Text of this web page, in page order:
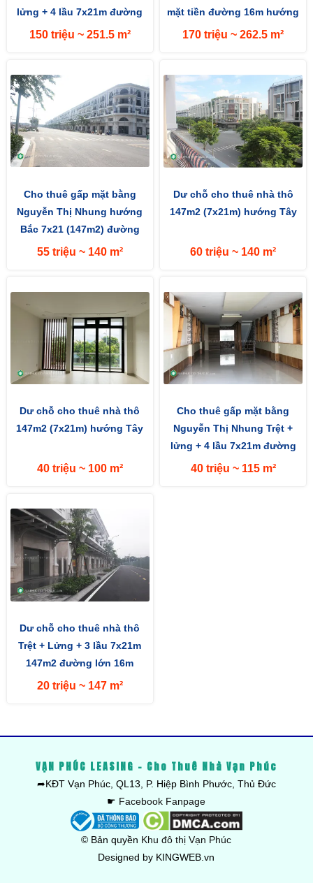
lửng + 4 lầu 7x21m đường
rộng 16m hướng Bắc
150 triệu ~ 251.5 m²
mặt tiền đường 16m hướng
Bắc
170 triệu ~ 262.5 m²
Cho thuê gấp mặt bằng
Nguyễn Thị Nhung hướng
Bắc 7x21 (147m2) đường
16m
55 triệu ~ 140 m²
Dư chỗ cho thuê nhà thô
147m2 (7x21m) hướng Tây
60 triệu ~ 140 m²
Dư chỗ cho thuê nhà thô
147m2 (7x21m) hướng Tây
40 triệu ~ 100 m²
Cho thuê gấp mặt bằng
Nguyễn Thị Nhung Trệt +
lửng + 4 lầu 7x21m đường
rộng 16m hướng Bắc
40 triệu ~ 115 m²
Dư chỗ cho thuê nhà thô
Trệt + Lửng + 3 lầu 7x21m
147m2 đường lớn 16m
hướng Tây
20 triệu ~ 147 m²
VẠN PHÚC LEASING - Cho Thuê Nhà Vạn Phúc
➦KĐT Vạn Phúc, QL13, P. Hiệp Bình Phước, Thủ Đức
☛ Facebook Fanpage
© Bản quyền Khu đô thị Vạn Phúc
Designed by KINGWEB.vn